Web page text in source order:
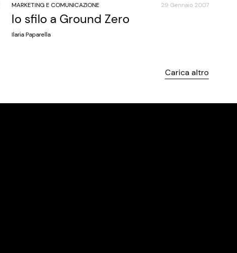
MARKETING E COMUNICAZIONE 29 Gennaio 2007
Io sfilo a Ground Zero
Ilaria Paparella
Carica altro